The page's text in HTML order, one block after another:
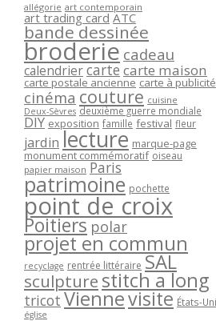
allégorie art contemporain
art trading card ATC
bande dessinée
broderie cadeau
calendriercartecarte maison
carte postale ancienne carte à publicité
cinéma couture cuisine
Deux-Sèvres deuxième guerre mondiale
DIY exposition famille festival fleur
jardin lecture marque-page
monument commémoratif oiseau
papier maison Paris
patrimoine pochette
point de croix
Poitiers polar
projet en commun
recyclage rentrée littéraire SAL
sculpture stitch a long
tricot Viennevisite États-
église